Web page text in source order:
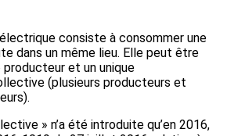
consiste à consommer une
dans un même lieu. Elle peut être
producteur et un unique
(plusieurs producteurs et
» n’a été introduite qu’en 2016,